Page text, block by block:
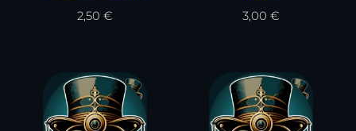
2,50€ 3,00 €